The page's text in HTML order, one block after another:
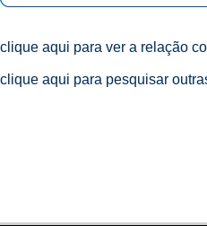
clique aqui para ver a relação
clique aqui para pesquisar